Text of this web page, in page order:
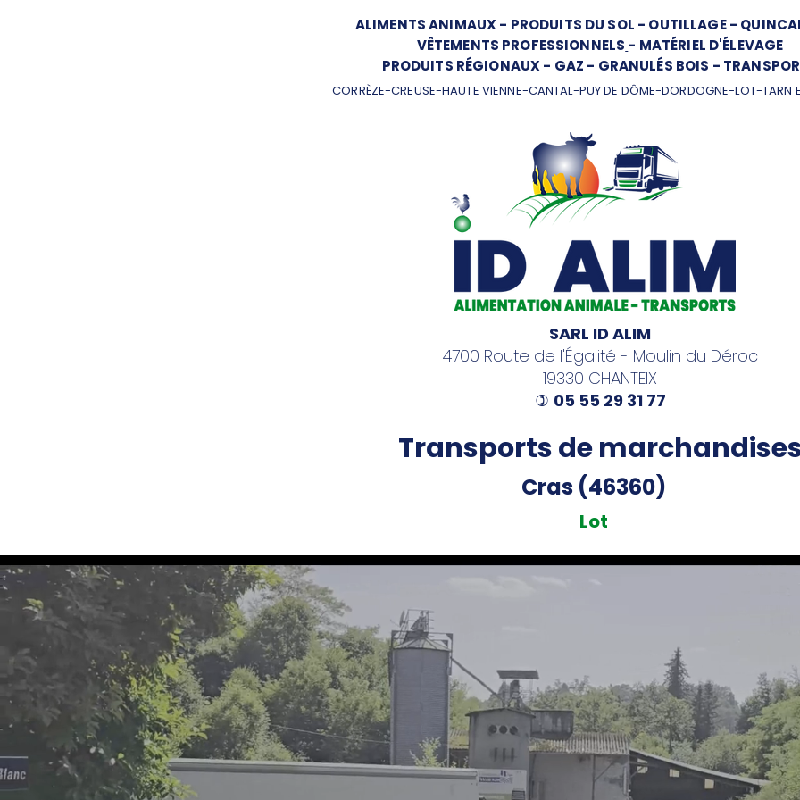
ALIMENTS ANIMAUX- PRODUITS DU SOL - OUTILLAGE-
VÊTEMENTS PROFESSIONNELS - MATÉRIEL D'ÉLEVAGE
PRODUITS RÉGIONAUX- GAZ - GRANULÉS BOIS -
CORRÈZE-CREUSE-HAUTE VIENNE-CANTAL-PUY DE DÔME-DORDOGNE-LOT-TARN
SARL ID ALIM
4700 Route de l'Égalité - Moulin du Déroc
19330 CHANTEIX
) 05 55 29 31 77
Transports de
Cras (46360)
Lot